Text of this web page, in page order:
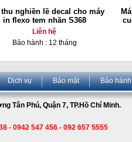
thu nghiền lề decal cho máy
in flexo tem nhãn S368
Liên hệ
Bảo hành : 12 tháng
Dịch vụ Bảo mật Bảo hành
Tân Phú, Quận 7, TP.Hồ Chí Minh.
- 0942 547 456 - 092 657 5555